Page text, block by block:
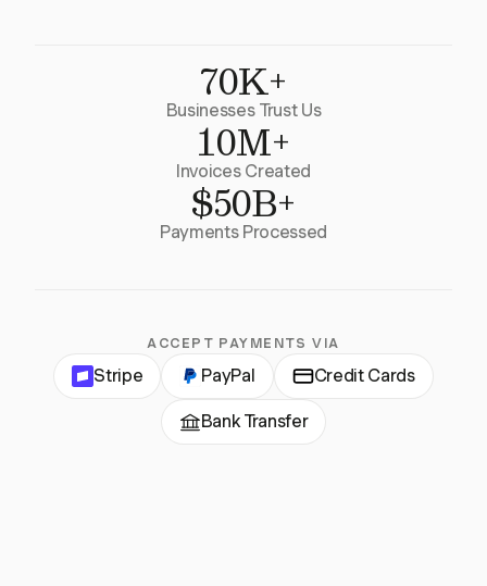
70K+
Businesses Trust Us
10M+
Invoices Created
$50B+
Payments Processed
ACCEPT PAYMENTS VIA
Stripe PayPal Credit Cards
Bank Transfer